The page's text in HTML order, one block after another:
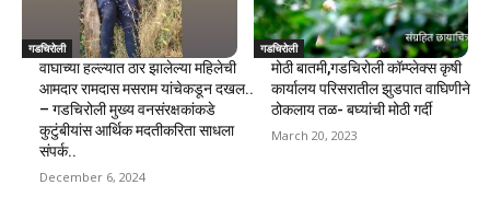
गडचिरोली
वाघाच्या हल्ल्यात ठार झालेल्या महिलेची
आमदार रामदास मसराम यांचेकडून दखल..
– गडचिरोली मुख्य वनसंरक्षकांकडे
कुटुंबीयांस आर्थिक मदतीकरिता साधला
संपर्क..
December 6, 2024
गडचिरोली
मोठी बातमी,गडचिरोली कॉम्प्लेक्स कृषी
कार्यालय परिसरातील झुडपात वाघिणीने
ठोकलाय तळ- बघ्यांची मोठी गर्दी
March 20, 2023